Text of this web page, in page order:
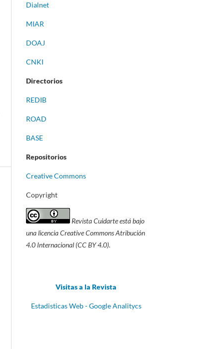
Dialnet
MIAR
DOAJ
CNKI
Directorios
REDIB
ROAD
BASE
Repositorios
Creative Commons
Copyright
Revista Cuidarte está bajo
una licencia Creative Commons Atribución
4.0 Internacional (CC BY 4.0).
Visitas a la Revista
Estadisticas Web - Google Analitycs